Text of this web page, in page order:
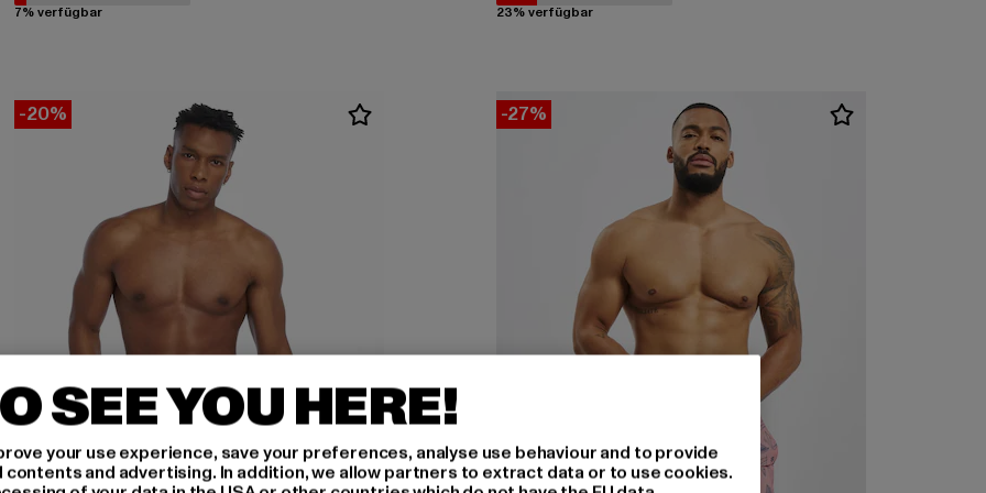
7% verfügbar 23% verfügbar
-20% -27%
SEE YOU HERE!
your use experience, save your preferences, analyse use behaviour and to provide
and advertising. In addition, we allow partners to extract data or to use cookies.